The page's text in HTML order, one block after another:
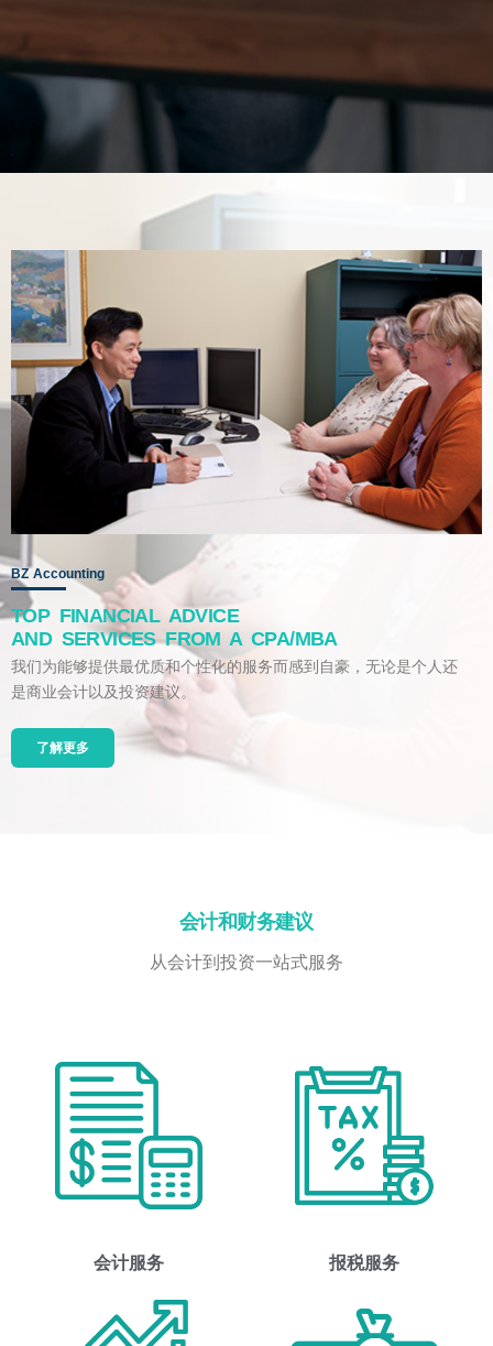
BZ Accounting
TOP FINANCIAL ADVICE
AND SERVICES FROM A CPA/MBA
我们为能够提供最优质和个性化的服务而感到自豪，无论是个人还
是商业会计以及投资建议。
了解更多
会计和财务建议
从会计到投资一站式服务
会计服务 报税服务